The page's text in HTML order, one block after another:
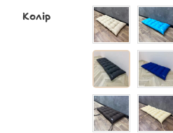
Колір